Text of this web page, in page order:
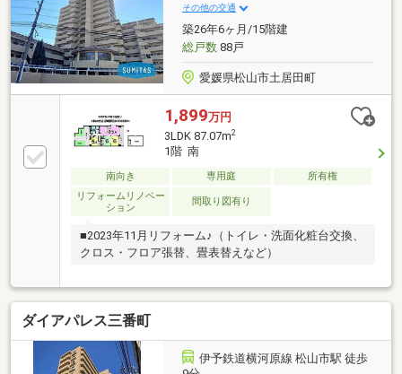
その他の交通
築26年6ヶ月/15階建
総戸数88戸
愛媛県松山市土居田町
1,899万円
3LDK 87.07m2
1階 南
南向き 専用庭
所有権
リフォームリノベー
ション
間取り図有り
■2023年11月リフォーム♪（トイレ・洗面化粧台交換、
クロス・フロア張替、畳表替えなど）
ダイアパレス三番町
伊予鉄道横河原線 松山市駅 徒歩